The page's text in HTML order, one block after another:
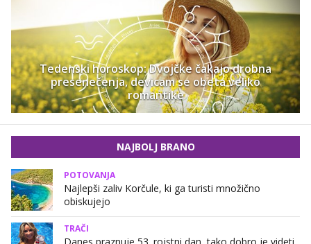
Tedenski horoskop: Dvojčke čakajo drobna
presenečenja, devicam se obeta veliko
romantike
NAJBOLJ BRANO
POTOVANJA
Najlepši zaliv Korčule, ki ga turisti množično
obiskujejo
TRAČI